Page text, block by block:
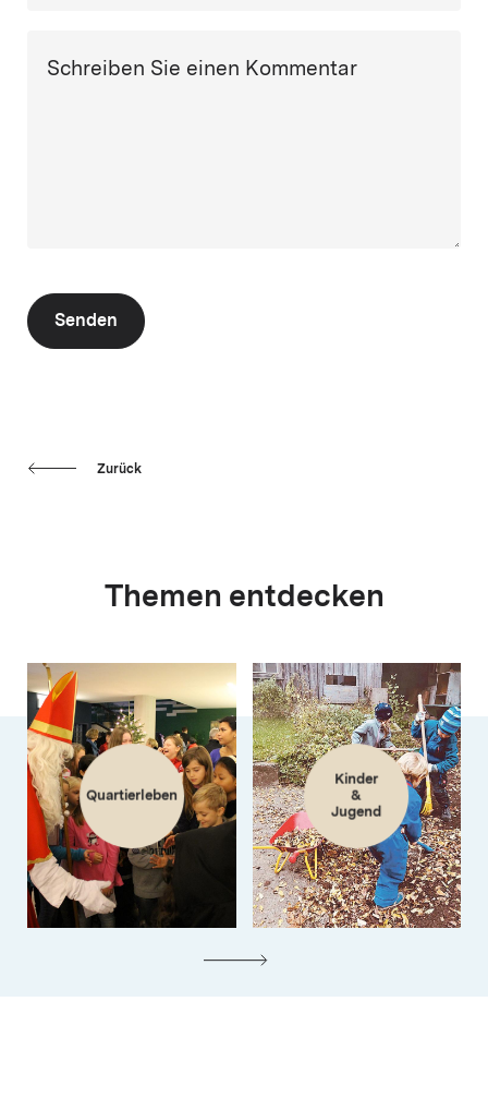
Schreiben Sie einen Kommentar
Senden
Zurück
Themen entdecken
Quartierleben
Kinder
&
Jugend